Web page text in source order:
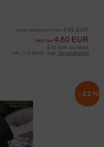
Unser bisheriger Preis 4,95 EUR
Jetzt nur 4,60 EUR
4,60 EUR pro Stück
inkl. 7 % MwSt. zzgl. Versandkosten
-22%